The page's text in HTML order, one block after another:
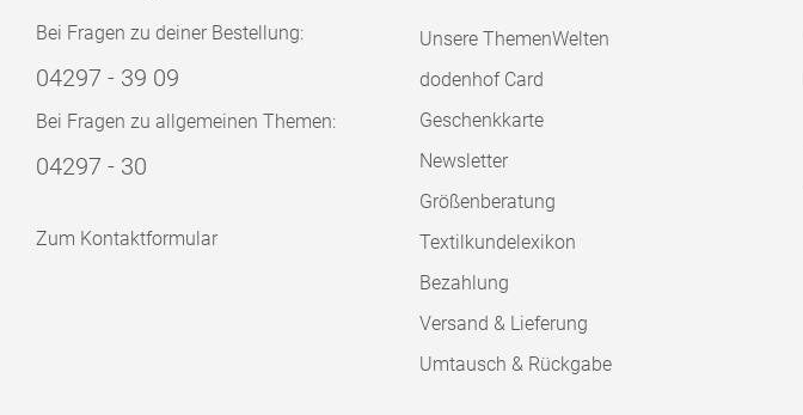
Bei Fragen zu deiner Bestellung:
04297 - 39 09
Bei Fragen zu allgemeinen Themen:
04297 - 30
Zum Kontaktformular
Unsere ThemenWelten
dodenhof Card
Geschenkkarte
Newsletter
Größenberatung
Textilkundelexikon
Bezahlung
Versand & Lieferung
Umtausch & Rückgabe